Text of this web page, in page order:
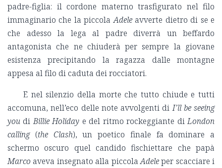
padre-figlia: il cordone materno trasfigurato nel filo
immaginario che la piccolaAdeleavverte dietro di se e
che adesso la lega al padre diverrà un beffardo
antagonista che ne chiuderà per sempre la giovane
esistenza precipitando la ragazza dalle montagne
appesa al filo di caduta dei rocciatori.
E nel silenzio della morte che tutto chiude e tutti
accomuna, nell’eco delle note avvolgenti diI’ll be seeing
you diBillie Holiday e del ritmo rockeggiante diLondon
calling (the Clash), un poetico finale fa dominare a
schermo oscuro quel candido fischiettare che papà
Marco aveva insegnato alla piccolaAdeleper scacciare i